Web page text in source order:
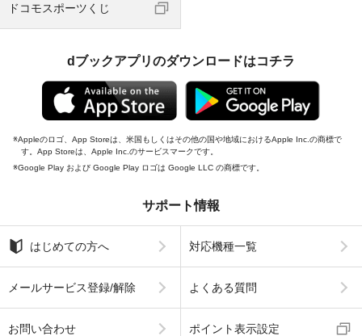
ドコモスポーツくじ
dブックアプリのダウンロードはコチラ
Appleのロゴ、App Storeは、米国もしくはその他の国や地域におけるApple Inc.の商標で
す。App Storeは、Apple Inc.のサービスマークです。
Google Play および Google Play ロゴは Google LLC の商標です。
サポート情報
はじめての方へ 対応機種一覧
メールサービス登録/解除 よくある質問
お問い合わせ ポイント表示設定